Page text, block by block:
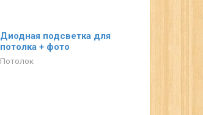
Диодная подсветка для
потолка + фото
Потолок